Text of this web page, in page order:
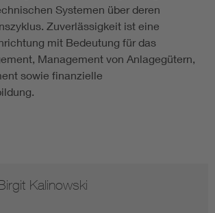
Systemen über deren
Zuverlässigkeit ist eine
mit Bedeutung für das
Management von Anlagegütern,
sowie finanzielle
Kalinowski